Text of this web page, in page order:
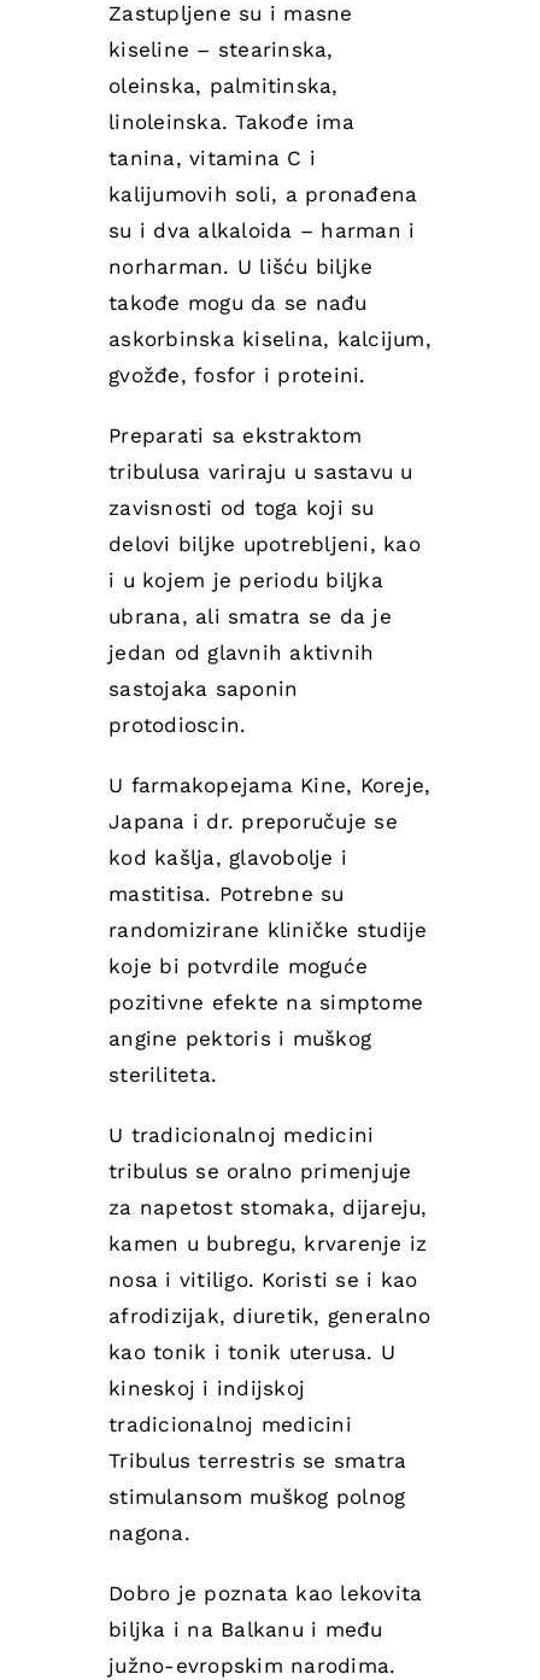
Zastupljene su i masne
kiseline – stearinska,
oleinska, palmitinska,
linoleinska. Takođe ima
tanina, vitamina C i
kalijumovih soli, a pronađena
su i dva alkaloida – harman i
norharman. U lišću biljke
takođe mogu da se nađu
askorbinska kiselina, kalcijum,
gvožđe, fosfor i proteini.
Preparati sa ekstraktom
tribulusa variraju u sastavu u
zavisnosti od toga koji su
delovi biljke upotrebljeni, kao
i u kojem je periodu biljka
ubrana, ali smatra se da je
jedan od glavnih aktivnih
sastojaka saponin
protodioscin.
U farmakopejama Kine, Koreje,
Japana i dr. preporučuje se
kod kašlja, glavobolje i
mastitisa. Potrebne su
randomizirane kliničke studije
koje bi potvrdile moguće
pozitivne efekte na simptome
angine pektoris i muškog
steriliteta.
U tradicionalnoj medicini
tribulus se oralno primenjuje
za napetost stomaka, dijareju,
kamen u bubregu, krvarenje iz
nosa i vitiligo. Koristi se i kao
afrodizijak, diuretik, generalno
kao tonik i tonik uterusa. U
kineskoj i indijskoj
tradicionalnoj medicini
Tribulus terrestris se smatra
stimulansom muškog polnog
nagona.
Dobro je poznata kao lekovita
biljka i na Balkanu i među
južno-evropskim narodima.